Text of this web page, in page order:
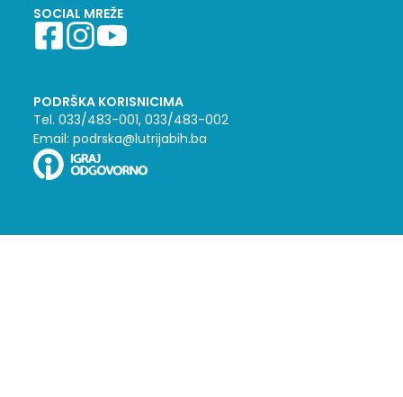
SOCIAL MREŽE
PODRŠKA KORISNICIMA
Tel. 033/483-001, 033/483-002
Email: podrska@lutrijabih.ba